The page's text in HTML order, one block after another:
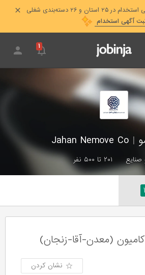
استان و ۲۶ دسته‌بندی شغلی
آگهی استخدام
۱
|
صنایع ۲۰۱ تا ۵۰۰ نفر
۱
کامیون (معدن-آقا-زنجان)
نشان کردن